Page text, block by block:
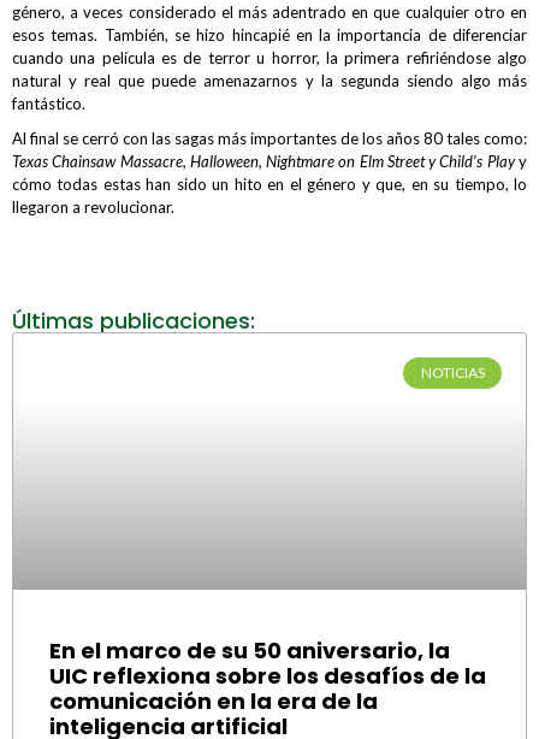
género, a veces considerado el más adentrado en que cualquier otro en
esos temas. También, se hizo hincapié en la importancia de diferenciar
cuando una película es de terror u horror, la primera refiriéndose algo
natural y real que puede amenazarnos y la segunda siendo algo más
fantástico.
Al final se cerró con las sagas más importantes de los años 80 tales como:
Texas Chainsaw Massacre, Halloween, Nightmare on Elm Street y Child’s Playy
cómo todas estas han sido un hito en el género y que, en su tiempo, lo
llegaron a revolucionar.
Últimas publicaciones:
NOTICIAS
En el marco de su 50 aniversario, la
UIC reflexiona sobre los desafíos de la
comunicación en la era de la
inteligencia artificial